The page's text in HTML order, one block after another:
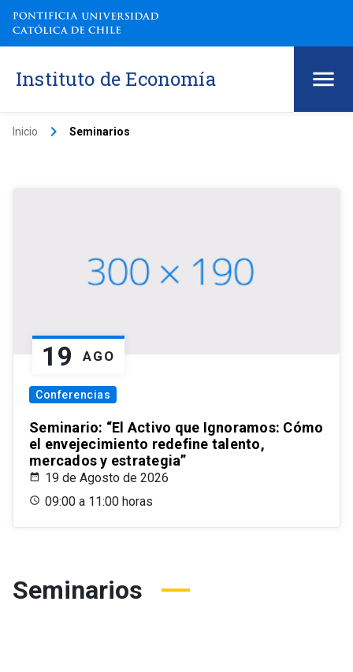
Instituto de Economía
Inicio keyboard_arrow_right Seminarios
19 AGO
Conferencias
Seminario: “El Activo que Ignoramos: Cómo
el envejecimiento redefine talento,
mercados y estrategia”
19 de Agosto de 2026
09:00 a 11:00 horas
Seminarios